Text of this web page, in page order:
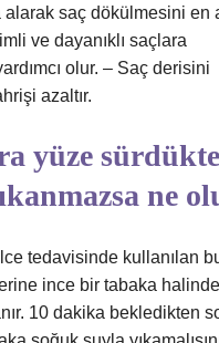
alarak saç dökülmesini en
ve dayanıklı saçlara
olur. – Saç derisini
azaltır.
yüze
ne
tedavisinde kullanılan
ince bir tabaka halinde
10 dakika bekledikten